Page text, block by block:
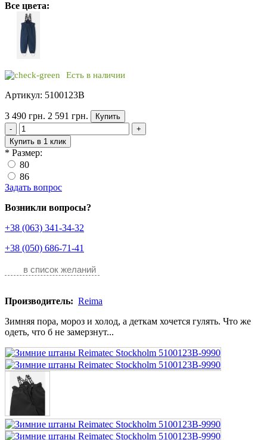
Все цвета:
Есть в наличии
Артикул: 5100123B
3 490 грн. 2 591 грн.
Купить
-
+
Купить в 1 клик
* Размер:
80
86
Задать вопрос
Возникли вопросы?
+38 (063) 341-34-32
+38 (050) 686-71-41
в список желаний
Производитель: Reima
Зимняя пора, мороз и холод, а деткам хочется гулять. Что же
одеть, что б не замерзнут...